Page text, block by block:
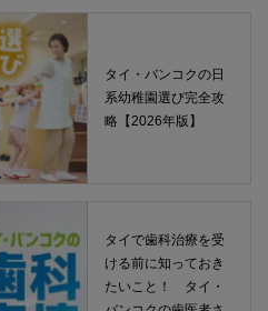
タイ・バンコクの日
系幼稚園選び完全攻
略【2026年版】
タイで歯科治療を受
ける前に知っておき
たいこと！ タイ・